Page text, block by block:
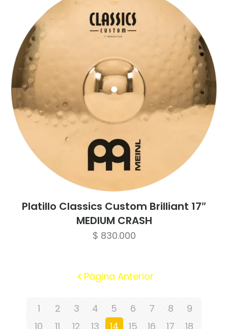
Platillo Classics Custom Brilliant 17″
MEDIUM CRASH
$ 830.000
Página Anterior
1 2 3 4 5 6 7 8
9
10
11 12 13 14 15 16 17 18